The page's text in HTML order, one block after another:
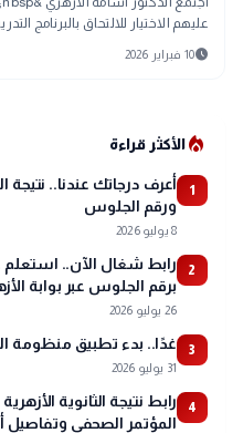
عليهم الاختيار للالتحاق بالبرنامج
وذلك بمقر ا
schedule10 فبراير 2026
local_fire_departmentالأكثر قراءة
1
ورقم الجلوس
8 يوليو 2026
2
برقم الجلوس عبر بوابة
26 يوليو 2026
3 غدًا.. بدء تطبيق منظومة
31 يوليو 2026
4
المؤتمر الصحفي وتفاصيل